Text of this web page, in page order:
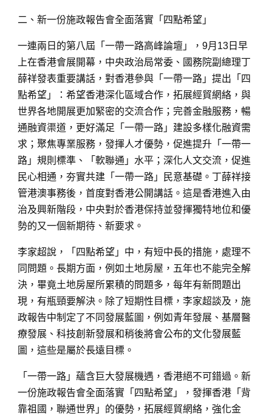
二、新一份施政報告會全面落實「四點希望」
一連兩日的第八屆「一帶一路高峰論壇」，9月13日早
上在香港會展開幕，中央政治局常委、國務院副總理丁
薛祥發表重要講話，對香港參與「一帶一路」提出「四
點希望」：希望香港深化區域合作，拓展經貿網絡，與
世界各地開展更加緊密的交流合作；完善金融服務，暢
通融資渠道，更好滿足「一帶一路」建設多樣化融資需
求；聚焦專業服務，發揮人才優勢，促進提升「一帶一
路」規則標準、「軟聯通」水平；深化人文交流，促進
民心相通，夯實共建「一帶一路」民意基礎。丁薛祥接
管港澳事務後，首度對香港公開講話。這是香港進入由
治及興新階段，中央對於香港保持並發揮獨特地位和優
勢的又一個新期待、新要求。
李家超說，「四點希望」中，有短中長的措施，處理不
同問題。長期方面，例如土地房屋，五年也不能完全解
決，畢竟土地房屋所累積的問題多，每年有新問題出
現，有瓶頸要解決。除了短期性目標，李家超談及，施
政報告中制定了不同發展藍圖，例如青年發展、基層醫
療發展、科技創新發展和稍後將會公布的文化發展藍
圖，這些是屬於長遠目標。
「一帶一路」蘊含巨大發展機遇，香港絕不可錯過。新
一份施政報告會全面落實「四點希望」，發揮香港「背
靠祖國，聯通世界」的優勢，拓展經貿網絡，強化金